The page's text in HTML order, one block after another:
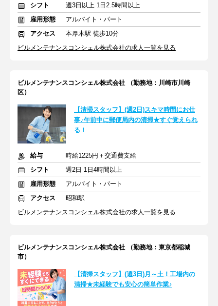
シフト
週3日以上 1日2.5時間以上
雇用形態
アルバイト・パート
アクセス
本厚木駅 徒歩10分
ビルメンテナンスコンシェル株式会社の求人一覧を見る
ビルメンテナンスコンシェル株式会社 （勤務地：川崎市川崎
区）
【清掃スタッフ】(週2日)スキマ時間にお仕
事♪午前中に郵便局内の清掃★すぐ覚えられ
る！
給与
時給1225円＋交通費支給
シフト
週2日 1日4時間以上
雇用形態
アルバイト・パート
アクセス
昭和駅
ビルメンテナンスコンシェル株式会社の求人一覧を見る
ビルメンテナンスコンシェル株式会社 （勤務地：東京都稲城
市）
【清掃スタッフ】(週3日)月～土！工場内の
清掃★未経験でも安心の簡単作業♪